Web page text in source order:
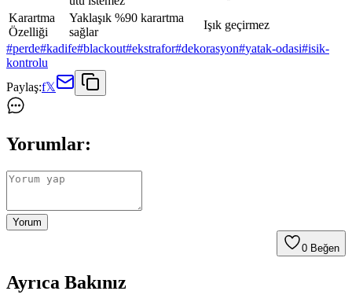
Karartma
Özelliği
Yaklaşık %90 karartma
sağlar
Işık geçirmez
#perde#kadife#blackout#ekstrafor#dekorasyon#yatak-odasi#isik-
kontrolu
Paylaş:f𝕏
Yorumlar:
Yorum
0 Beğen
Ayrıca Bakınız